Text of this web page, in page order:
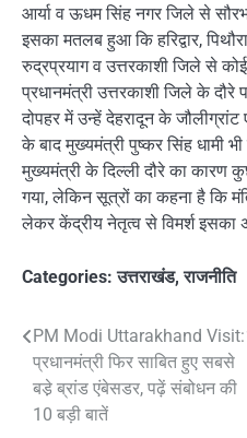
आर्या व ऊधम सिंह नगर जिले से
इसका मतलब हुआ कि हरिद्वार,
रुद्रप्रयाग व उत्तरकाशी जिले से
प्रधानमंत्री उत्तरकाशी जिले के
दोपहर में उन्हें देहरादून के जौलीग्रांट
के बाद मुख्यमंत्री पुष्कर सिंह धामी भी
मुख्यमंत्री के दिल्ली दौरे का कारण
गया, लेकिन सूत्रों का कहना है कि
लेकर केंद्रीय नेतृत्व से विमर्श इसका
Categories:उत्तराखंड,राजनीति
Post
navigation
PM Modi Uttarakhand Visit:
प्रधानमंत्री फिर साबित हुए सबसे
बडे़ ब्रांड एंबेसडर, पढ़ें संबोधन की
10 बड़ी बातें